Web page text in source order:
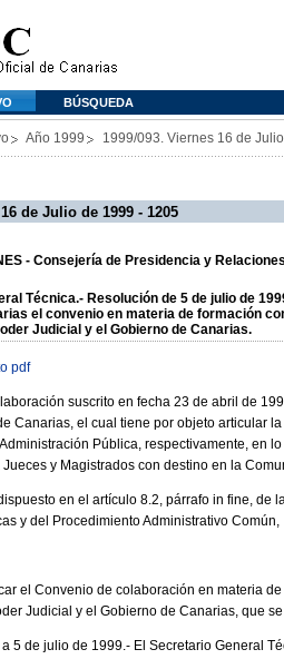
BÚSQUEDA
Año 1999 1999/093. Viernes 16 de
de Julio de 1999 - 1205
- Consejería de Presidencia y
Técnica.- Resolución de 5 de julio de
el convenio en materia de formación
Judicial y el Gobierno de Canarias.
pdf
suscrito en fecha 23 de abril de
Canarias, el cual tiene por objeto articular
Pública, respectivamente, en
y Magistrados con destino en la
en el artículo 8.2, párrafo in fine,
y del Procedimiento Administrativo Común,
el Convenio de colaboración en materia
Judicial y el Gobierno de Canarias, que
5 de julio de 1999.- El Secretario General